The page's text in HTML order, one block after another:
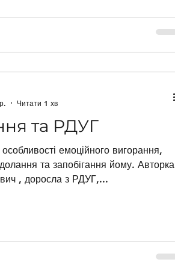
та РДУГ
емоційного вигорання,
та запобігання йому. Авторка
, доросла з РДУГ,...
Читати 1 хв